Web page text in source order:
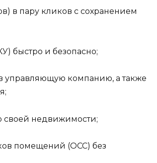
в пару кликов с сохранением
быстро и безопасно;
управляющую компанию, а также
недвижимости;
помещений (ОСС) без